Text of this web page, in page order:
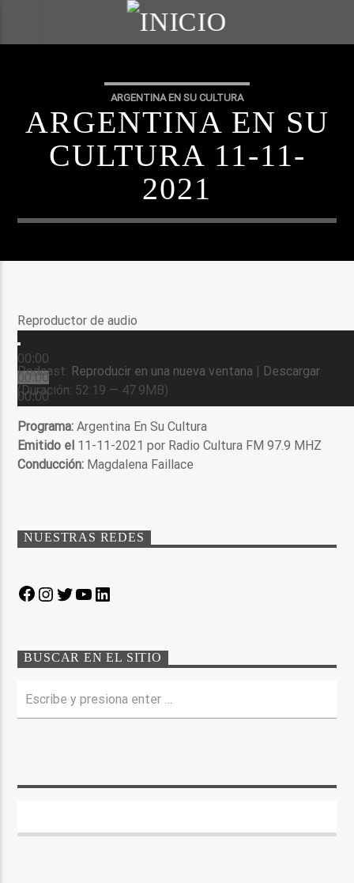
ARGENTINA EN SU CULTURA
ARGENTINA EN SU
CULTURA 11-11-
2021
Reproductor de audio
00:00
00:00
00:00
Podcast: Reproducir en una nueva ventana | Descargar
(Duración: 52:19 — 47.9MB)
Programa: Argentina En Su Cultura
Emitido el 11-11-2021 por Radio Cultura FM 97.9 MHZ
Conducción: Magdalena Faillace
NUESTRAS REDES
Facebook
Instagram
TwitterYouTube
BUSCAR EN EL SITIO